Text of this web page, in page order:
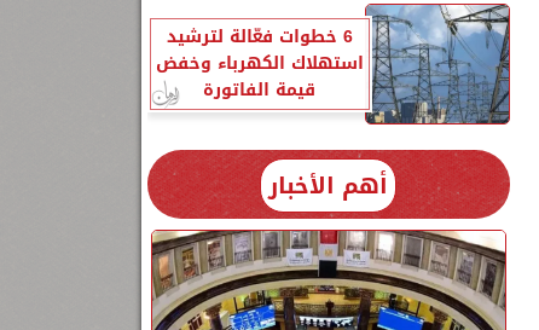
6 خطوات فعّالة لترشيد
استهلاك الكهرباء وخفض
قيمة الفاتورة
أهم الأخبار